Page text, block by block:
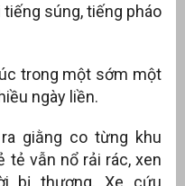
súng, tiếng pháo
trong một sớm một
ngày liền.
giằng co từng khu
tẻ vẫn nổ rải rác, xen
bị thương. Xe cứu